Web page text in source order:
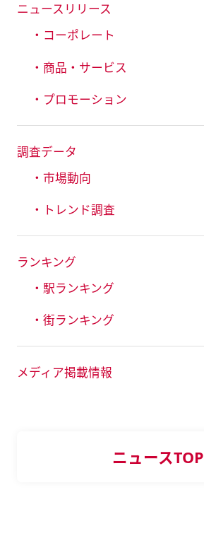
ニュースリリース
・コーポレート
・商品・サービス
・プロモーション
調査データ
・市場動向
・トレンド調査
ランキング
・駅ランキング
・街ランキング
メディア掲載情報
ニュースTOP